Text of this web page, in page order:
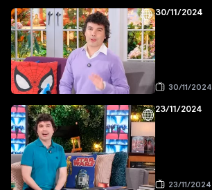
30/11/2024
30/11/2024
23/11/2024
23/11/2024